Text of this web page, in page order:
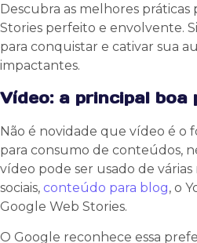
Descubra as melhores práticas
Stories perfeito e envolvente.
para conquistar e cativar sua
impactantes.
Vídeo: a principal boa
Não é novidade que vídeo é o
para consumo de conteúdos,
vídeo pode ser usado de
sociais, conteúdo para blog, o
Google Web Stories.
O Google reconhece essa